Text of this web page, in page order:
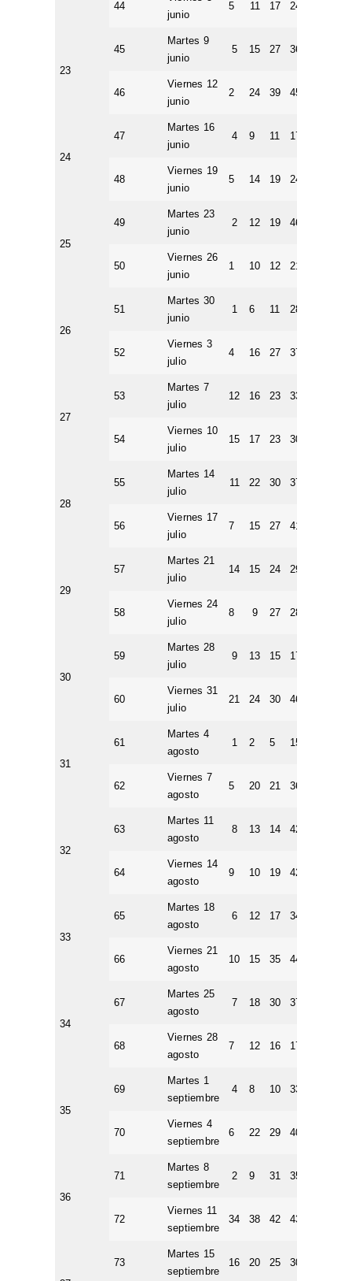
44
junio
5 11 17 24
23
45
Martes 9
junio
5 15 27 36
46
Viernes 12
junio
2 24 39 45
24
47
Martes 16
junio
4 9 11 17
48
Viernes 19
junio
5 14 19 24
25
49
Martes 23
junio
2 12 19 46
50
Viernes 26
junio
1 10 12 21
26
51
Martes 30
junio
1 6 11 28
52
Viernes 3
julio
4 16 27 37
27
53
Martes 7
julio
12 16 23 33
54
Viernes 10
julio
15 17 23 30
28
55
Martes 14
julio
11 22 30 37
56
Viernes 17
julio
7 15 27 41
29
57
Martes 21
julio
14 15 24 29
58
Viernes 24
julio
8 9 27 28
30
59
Martes 28
julio
9 13 15 17
60
Viernes 31
julio
21 24 30 46
31
61
Martes 4
agosto
1 2 5 15
62
Viernes 7
agosto
5 20 21 36
32
63
Martes 11
agosto
8 13 14 42
64
Viernes 14
agosto
9 10 19 42
33
65
Martes 18
agosto
6 12 17 34
66
Viernes 21
agosto
10 15 35 44
34
67
Martes 25
agosto
7 18 30 37
68
Viernes 28
agosto
7 12 16 17
35
69
Martes 1
septiembre
4 8 10 33
70
Viernes 4
septiembre
6 22 29 40
36
71
Martes 8
septiembre
2 9 31 35
72
Viernes 11
septiembre
34 38 42 43
73
Martes 15
septiembre
16 20 25 30